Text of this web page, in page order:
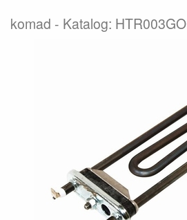
komad Katalog: HTR003GO